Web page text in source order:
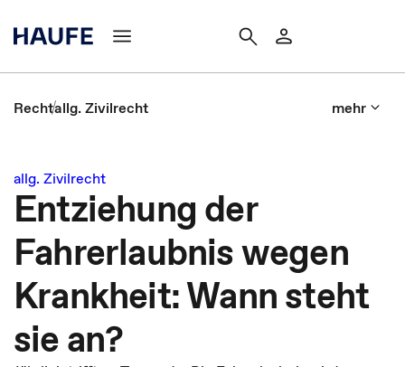
Rechtallg. Zivilrecht mehr
allg. Zivilrecht
Entziehung der
Fahrerlaubnis wegen
Krankheit: Wann steht
sie an?